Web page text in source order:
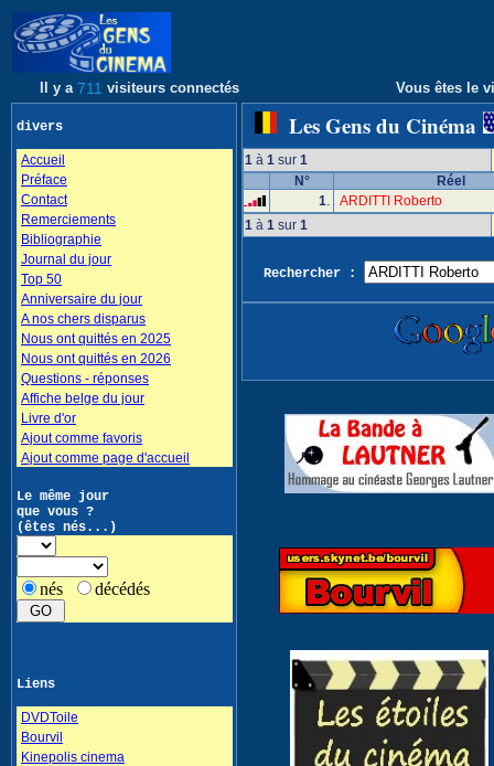
Il y a 711 visiteurs connectés Vous êtes le
divers
Accueil
Préface
Contact
Remerciements
Bibliographie
Journal du jour
Top 50
Anniversaire du jour
A nos chers disparus
Nous ont quittés en 2025
Nous ont quittés en 2026
Questions - réponses
Affiche belge du jour
Livre d'or
Ajout comme favoris
Ajout comme page d'accueil
Le même jour
que vous ?
(êtes nés...)
nés décédés
Liens
DVDToile
Bourvil
Kinepolis cinema
Les Gens du Cinéma
1 à 1 sur 1
N°
Réel
1.
ARDITTI Roberto
1 à 1 sur 1
Rechercher :